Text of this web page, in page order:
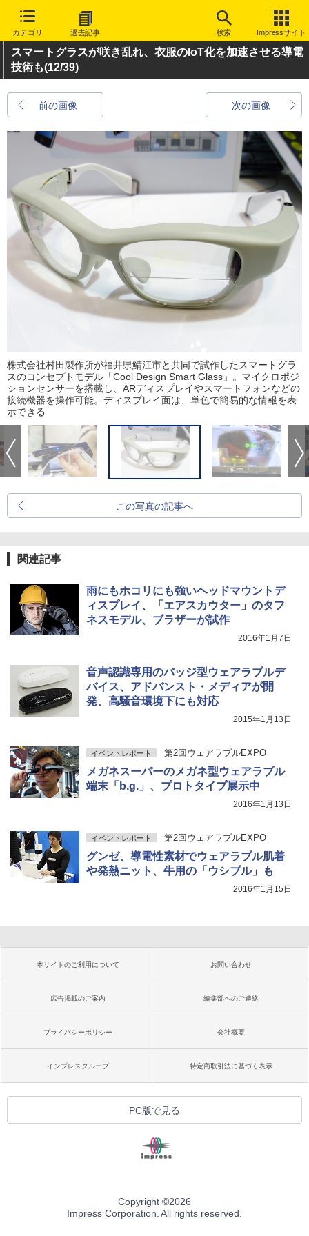
カテゴリ 過去記事 検索 Impressサイト
スマートグラスが咲き乱れ、衣服のIoT化を加速させる導電
技術も(12/39)
前の画像 次の画像
株式会社村田製作所が福井県鯖江市と共同で試作したスマートグラ
スのコンセプトモデル「Cool Design Smart Glass」。マイクロポジ
ションセンサーを搭載し、ARディスプレイやスマートフォンなどの
接続機器を操作可能。ディスプレイ面は、単色で簡易的な情報を表
示できる
この写真の記事へ
関連記事
雨にもホコリにも強いヘッドマウントデ
ィスプレイ、「エアスカウター」のタフ
ネスモデル、ブラザーが試作
2016年1月7日
音声認識専用のバッジ型ウェアラブルデ
バイス、アドバンスト・メディアが開
発、高騒音環境下にも対応
2015年1月13日
イベントレポート 第2回ウェアラブルEXPO
メガネスーパーのメガネ型ウェアラブル
端末「b.g.」、プロトタイプ展示中
2016年1月13日
イベントレポート 第2回ウェアラブルEXPO
グンゼ、導電性素材でウェアラブル肌着
や発熱ニット、牛用の「ウシブル」も
2016年1月15日
本サイトのご利用について お問い合わせ
広告掲載のご案内 編集部へのご連絡
プライバシーポリシー 会社概要
インプレスグループ 特定商取引法に基づく表示
PC版で見る
Copyright ©2026
Impress Corporation. All rights reserved.